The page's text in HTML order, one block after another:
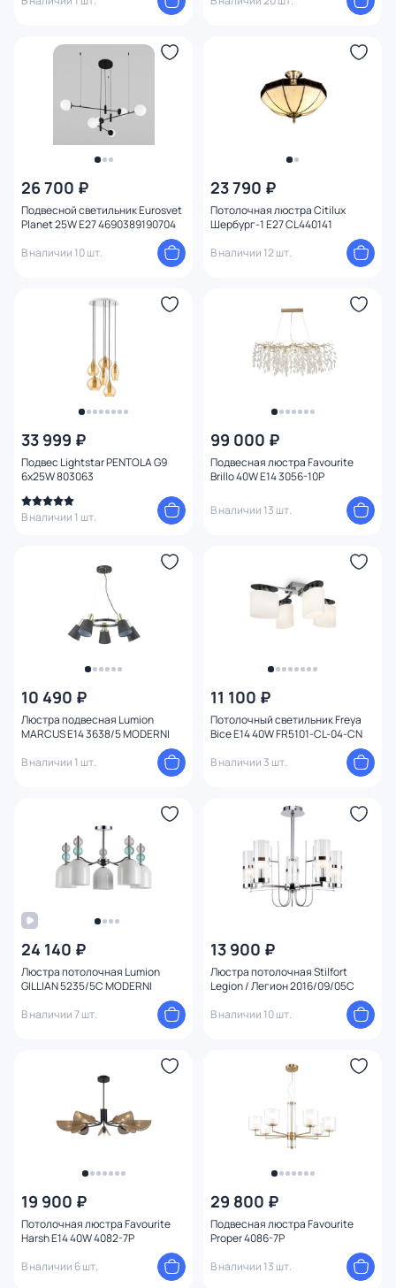
26 700 ₽
Подвесной светильник Eurosvet
Planet 25W E27 4690389190704
В наличии 10 шт.
23 790 ₽
Потолочная люстра Citilux
Шербург-1 E27 CL440141
В наличии 12 шт.
33 999 ₽
Подвес Lightstar PENTOLA G9
6х25W 803063
В наличии 1 шт.
99 000 ₽
Подвесная люстра Favourite
Brillo 40W E14 3056-10P
В наличии 13 шт.
10 490 ₽
Люстра подвесная Lumion
MARCUS E14 3638/5 MODERNI
В наличии 1 шт.
11 100 ₽
Потолочный светильник Freya
Bice E14 40W FR5101-CL-04-CN
В наличии 3 шт.
24 140 ₽
Люстра потолочная Lumion
GILLIAN 5235/5C MODERNI
В наличии 7 шт.
13 900 ₽
Люстра потолочная Stilfort
Legion / Легион 2016/09/05C
В наличии 10 шт.
19 900 ₽
Потолочная люстра Favourite
Harsh E14 40W 4082-7P
В наличии 6 шт.
29 800 ₽
Подвесная люстра Favourite
Proper 4086-7P
В наличии 13 шт.